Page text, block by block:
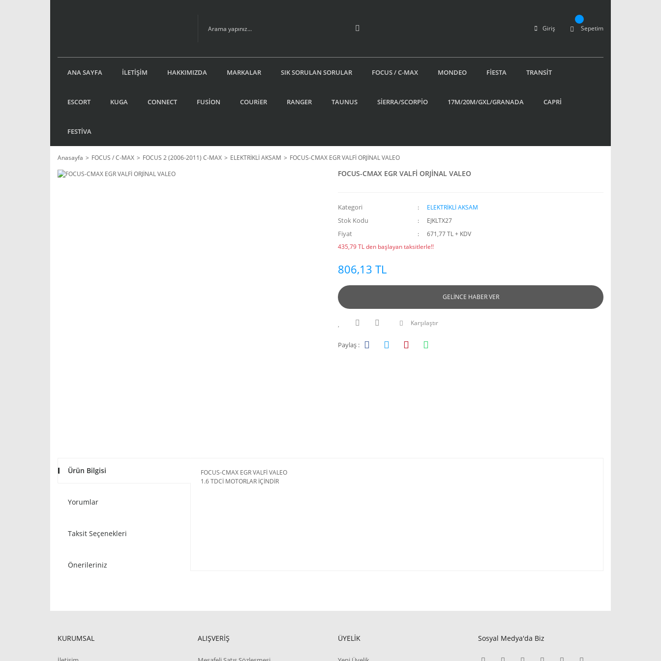
Giriş Sepetim
ANA SAYFA İLETİŞİM HAKKIMIZDA MARKALAR SIK SORULAN SORULAR FOCUS / C-MAX MONDEO FİESTA TRANSİT
ESCORT KUGA CONNECT FUSİON COURiER RANGER TAUNUS SİERRA/SCORPİO 17M/20M/GXL/GRANADA CAPRİ
FESTİVA
Anasayfa FOCUS / C-MAX FOCUS 2 (2006-2011) C-MAX ELEKTRİKLİ AKSAM FOCUS-CMAX EGR VALFİ ORJİNAL VALEO
FOCUS-CMAX EGR VALFİ ORJİNAL VALEO
Kategori ELEKTRİKLİ AKSAM
Stok Kodu EJKLTX27
Fiyat
671,77 TL + KDV
435,79 TL den başlayan taksitlerle!!
806,13 TL
GELİNCE HABER VER
Karşılaştır
Paylaş :
Ürün Bilgisi
Yorumlar
Taksit Seçenekleri
Önerileriniz
FOCUS-CMAX EGR VALFİ VALEO
1.6 TDCİ MOTORLAR İÇİNDİR
KURUMSAL ALIŞVERİŞ ÜYELİK Sosyal Medya'da Biz